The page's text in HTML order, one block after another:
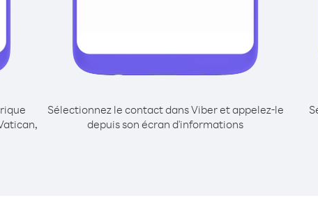
Sélectionnez le contact dans Viber et appelez-le
depuis son écran d'informations